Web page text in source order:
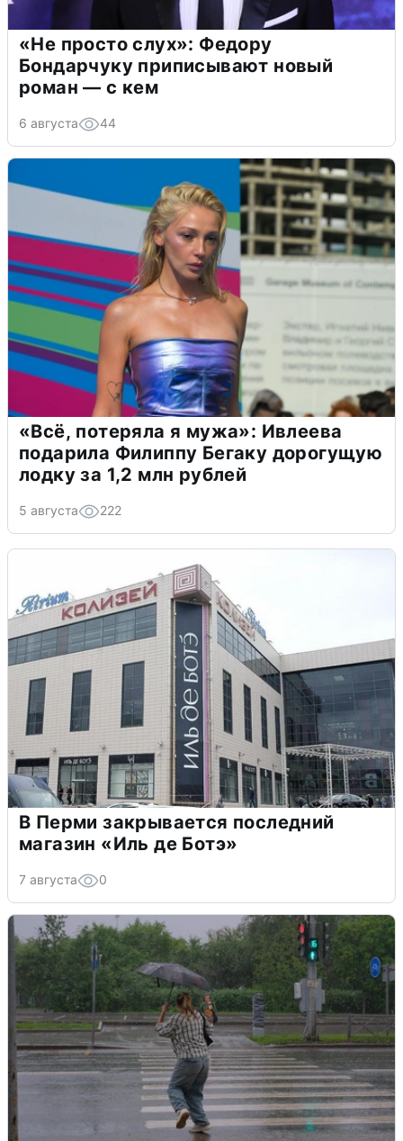
«Не просто слух»: Федору
Бондарчуку приписывают новый
роман — с кем
6 августа 44
«Всё, потеряла я мужа»: Ивлеева
подарила Филиппу Бегаку дорогущую
лодку за 1,2 млн рублей
5 августа 222
В Перми закрывается последний
магазин «Иль де Ботэ»
7 августа 0